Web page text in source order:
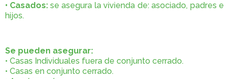
• Casados: se asegura la vivienda de: asociado, padres e
hijos.
Se pueden asegurar:
• Casas Individuales fuera de conjunto cerrado.
• Casas en conjunto cerrado.